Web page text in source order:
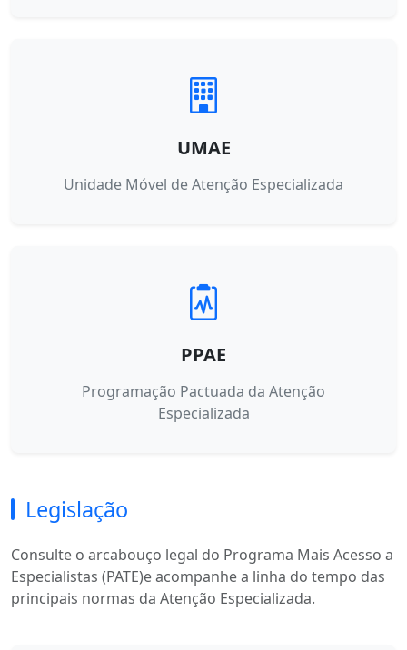
UMAE
Unidade Móvel de Atenção Especializada
PPAE
Programação Pactuada da Atenção
Especializada
Legislação
Consulte o arcabouço legal do Programa Mais Acesso a
Especialistas (PATE)e acompanhe a linha do tempo das
principais normas da Atenção Especializada.